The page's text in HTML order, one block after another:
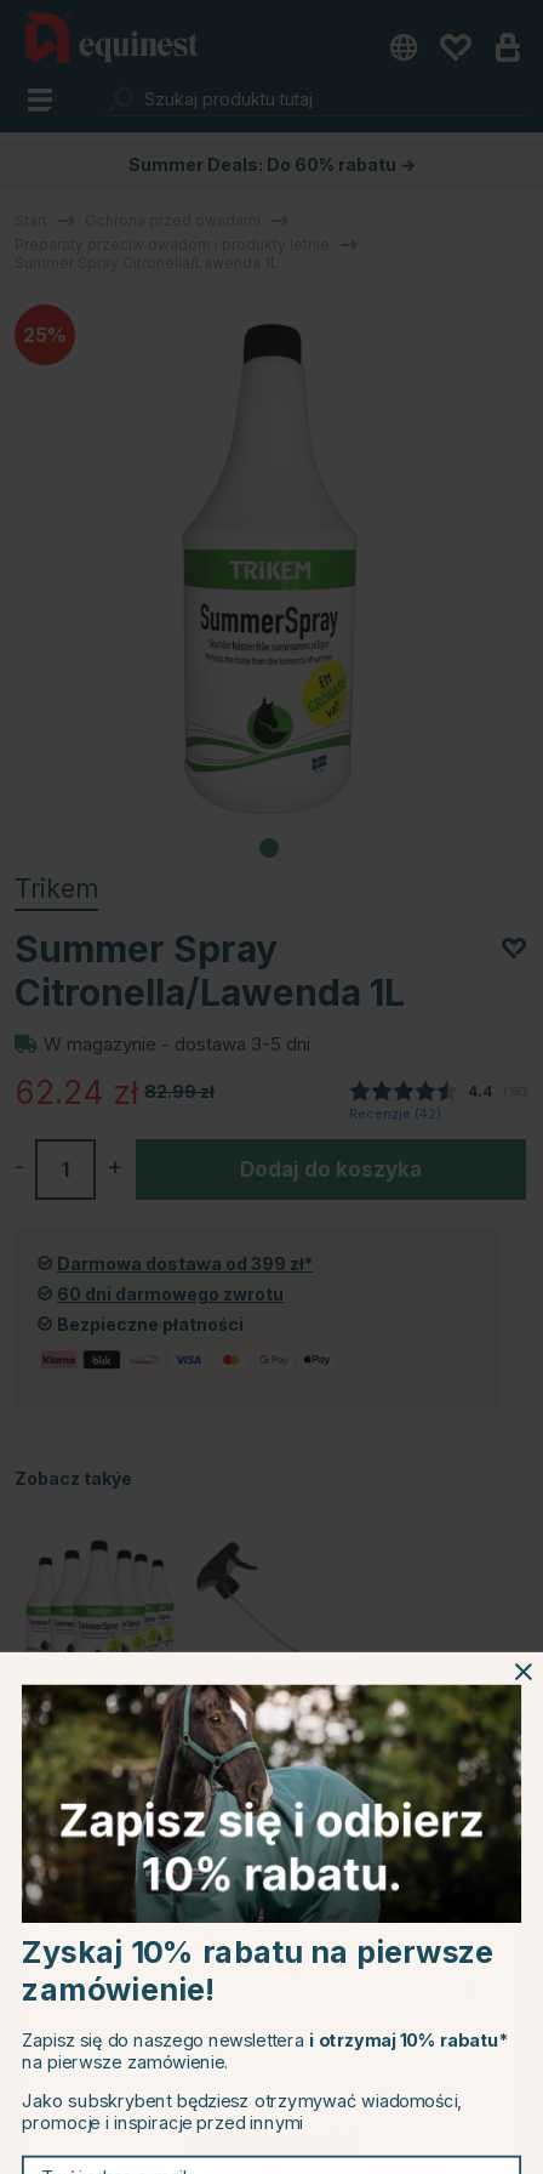
Summer Deals: Do 60% rabatu →
25
Trikem
Summer Spray
Citronella/Lawenda 1L
W magazynie - dostawa 3-5 dni
82.99zł
62.24 zł Średnia
4.4
Recenzje (42)
+
- Dodaj do koszyka
Darmowa dostawa od 399 zł*
60 dni darmowego zwrotu
Bezpieczne płatności
Zobacz takýe
6-pak Spray Pump
Informacje o produkcie
O producencie
Recenzje
Powiązane produkty
30
Choose country
EU
CHANGE COUNTRY
Continue to equinest.pl
Zyskaj 10% rabatu na pierwsze
zamówienie!
Zapisz się do naszego newslettera i otrzymaj 10% rabatu*
na pierwsze zamówienie.
Jako subskrybent będziesz otrzymywać wiadomości,
promocje i inspiracje przed innymi
Twój adres e-mail